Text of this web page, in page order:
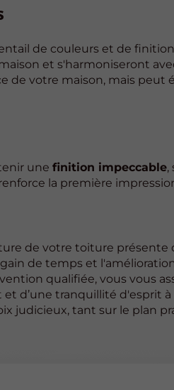
de couleurs et de
et s'harmoniseront
de votre maison, mais peut
une finition impeccable,
la première
de votre toiture présente
de temps et
qualifiée, vous vous
d’une tranquillité d'esprit
judicieux, tant sur le plan